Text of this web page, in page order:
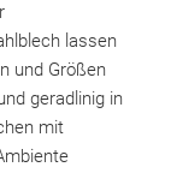
lassen
und Größen
geradlinig in
mit